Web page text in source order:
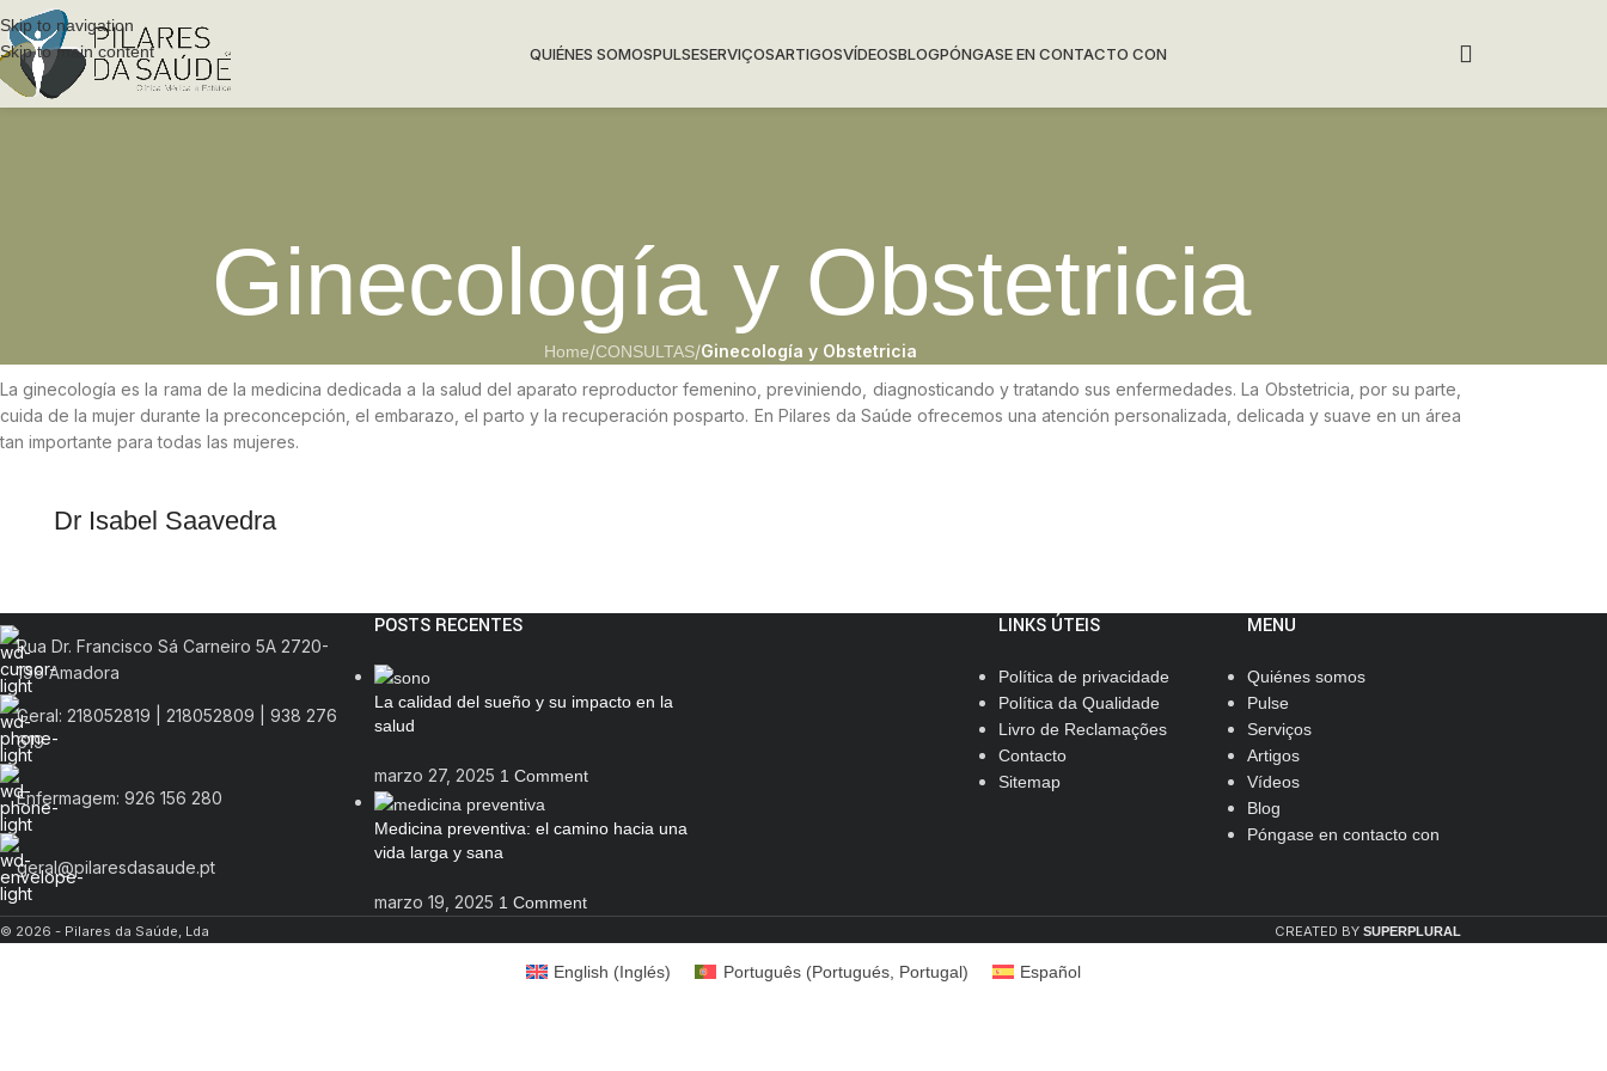
Skip to navigation
Skip to main content
QUIÉNES SOMOSPULSESERVIÇOSARTIGOSVÍDEOSBLOGPÓNGASE EN CONTACTO CON
Ginecología y Obstetricia
Home/CONSULTAS/Ginecología y Obstetricia
La ginecología es la rama de la medicina dedicada a la salud del aparato reproductor femenino, previniendo, diagnosticando y tratando sus enfermedades. La Obstetricia, por su parte,
cuida de la mujer durante la preconcepción, el embarazo, el parto y la recuperación posparto. En Pilares da Saúde ofrecemos una atención personalizada, delicada y suave en un área
tan importante para todas las mujeres.
Dr Isabel Saavedra
Rua Dr. Francisco Sá Carneiro 5A 2720-
196 Amadora
Geral: 218052819 | 218052809 | 938 276
619
Enfermagem: 926 156 280
geral@pilaresdasaude.pt
POSTS RECENTES
La calidad del sueño y su impacto en la
salud
marzo 27, 2025 1 Comment
Medicina preventiva: el camino hacia una
vida larga y sana
marzo 19, 2025 1 Comment
LINKS ÚTEIS
Política de privacidade
Política da Qualidade
Livro de Reclamações
Contacto
Sitemap
MENU
Quiénes somos
Pulse
Serviços
Artigos
Vídeos
Blog
Póngase en contacto con
© 2026 - Pilares da Saúde, Lda CREATED BY SUPERPLURAL
English (Inglés) Português(Portugués, Portugal) Español